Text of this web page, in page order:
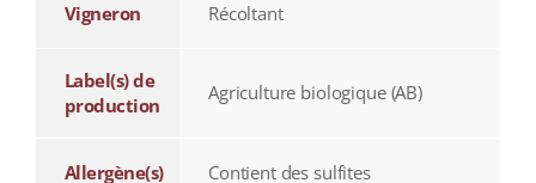
Vigneron Récoltant
Label(s) de
production
Agriculture biologique (AB)
Allergène(s) Contient des sulfites